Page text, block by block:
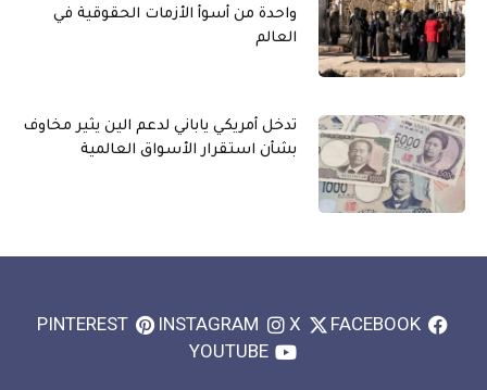
واحدة من أسوأ الأزمات الحقوقية في
العالم
تدخل أمريكي ياباني لدعم الين يثير مخاوف
بشأن استقرار الأسواق العالمية
FACEBOOK
X
INSTAGRAM
PINTEREST
YOUTUBE